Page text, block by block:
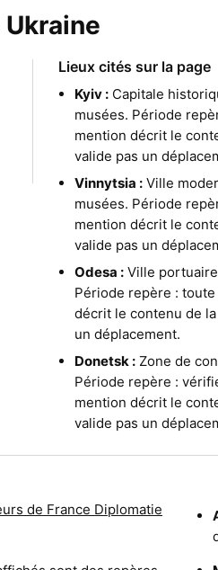
Ukraine
Lieux cités sur la page
Kyiv :Capitale
musées. Période
mention décrit le
valide pas un
Vinnytsia :Ville
musées. Période
mention décrit le
valide pas un
Odesa :Ville
Période repère : toute
décrit le contenu de
un déplacement.
Donetsk :Zone de
Période repère :
mention décrit le
valide pas un
de France Diplomatie